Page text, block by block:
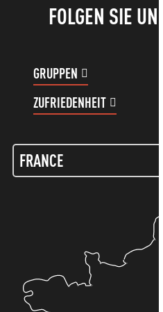
FOLGEN SIE UNS!
GRUPPEN
ZUFRIEDENHEIT